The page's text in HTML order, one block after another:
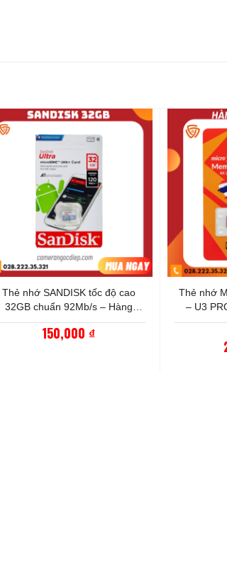
+
Thẻ nhớ SANDISK tốc độ cao
32GB chuẩn 92Mb/s – Hàng
chính hãng bảo hành 5 năm
150,000 ₫
+
Thẻ nhớ
– U3
chính